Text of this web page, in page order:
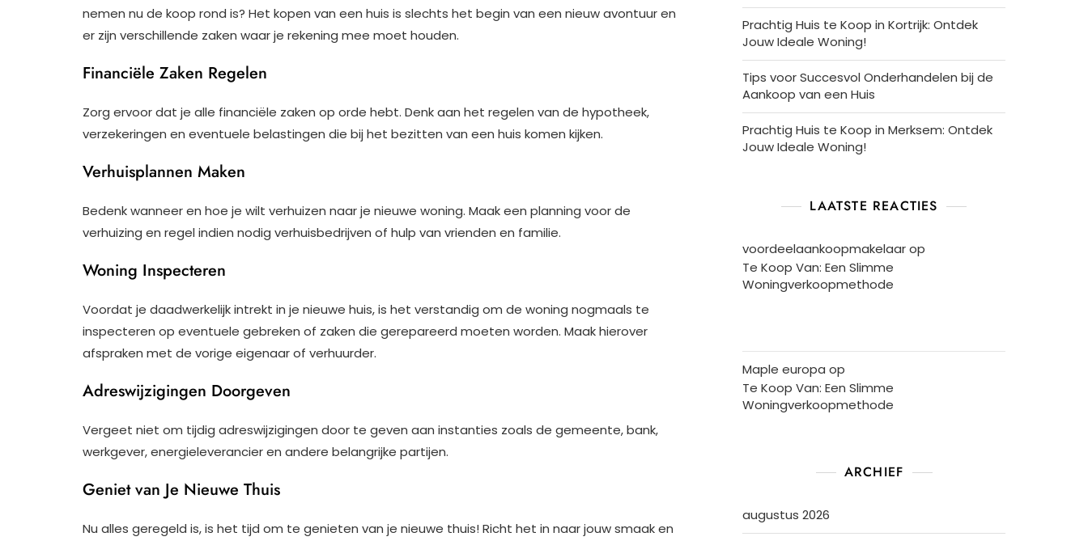
nemen nu de koop rond is? Het kopen van een huis is slechts het begin van een nieuw avontuur en
er zijn verschillende zaken waar je rekening mee moet houden.
Financiële Zaken Regelen
Zorg ervoor dat je alle financiële zaken op orde hebt. Denk aan het regelen van de hypotheek,
verzekeringen en eventuele belastingen die bij het bezitten van een huis komen kijken.
Verhuisplannen Maken
Bedenk wanneer en hoe je wilt verhuizen naar je nieuwe woning. Maak een planning voor de
verhuizing en regel indien nodig verhuisbedrijven of hulp van vrienden en familie.
Woning Inspecteren
Voordat je daadwerkelijk intrekt in je nieuwe huis, is het verstandig om de woning nogmaals te
inspecteren op eventuele gebreken of zaken die gerepareerd moeten worden. Maak hierover
afspraken met de vorige eigenaar of verhuurder.
Adreswijzigingen Doorgeven
Vergeet niet om tijdig adreswijzigingen door te geven aan instanties zoals de gemeente, bank,
werkgever, energieleverancier en andere belangrijke partijen.
Geniet van Je Nieuwe Thuis
Nu alles geregeld is, is het tijd om te genieten van je nieuwe thuis! Richt het in naar jouw smaak en
Prachtig Huis te Koop in Kortrijk: Ontdek
Jouw Ideale Woning!
Tips voor Succesvol Onderhandelen bij de
Aankoop van een Huis
Prachtig Huis te Koop in Merksem: Ontdek
Jouw Ideale Woning!
LAATSTE REACTIES
voordeelaankoopmakelaarop
Te Koop Van: Een Slimme
Woningverkoopmethode
Maple europa op
Te Koop Van: Een Slimme
Woningverkoopmethode
ARCHIEF
augustus 2026